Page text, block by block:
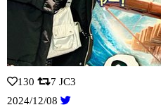
130 7 JC3
2024/12/08